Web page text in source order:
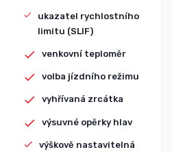
ukazatel rychlostního
limitu (SLIF)
venkovní teploměr
volba jízdního režimu
vyhřívaná zrcátka
výsuvné opěrky hlav
výškově nastavitelná